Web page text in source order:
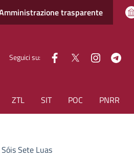
trasparente
Seguici su: facebook
Twitter instagram
ZTL SIT POC PNRR
Sete Luas